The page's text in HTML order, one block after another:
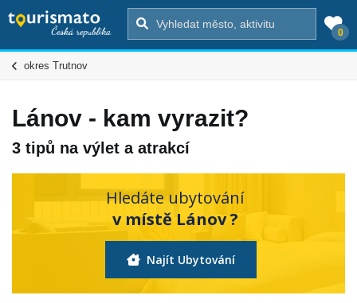
0
okres Trutnov
Lánov - kam vyrazit?
3 tipů na výlet a atrakcí
Hledáte ubytování
v místě Lánov ?
Najít Ubytování